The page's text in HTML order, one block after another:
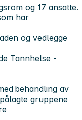
og 17 ansatte.
har
og vedlegge
Tannhelse -
behandling av
gruppene